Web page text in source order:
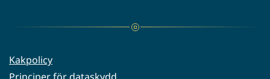
Kakpolicy
Principer för dataskydd